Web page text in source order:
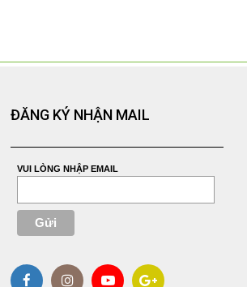
ĐĂNG KÝ NHẬN MAIL
VUI LÒNG NHẬP EMAIL